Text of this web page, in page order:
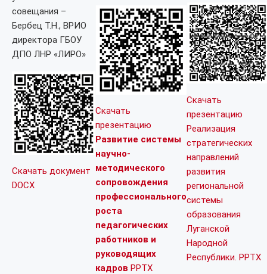
совещания –
Бербец Т.Н., ВРИО
директора ГБОУ
ДПО ЛНР «ЛИРО»
Скачать документ
DOCX
Скачать
презентацию
Развитие системы
научно-
методического
сопровождения
профессионального
роста
педагогических
работников и
руководящих
кадров PPTX
Скачать
презентацию
Реализация
стратегических
направлений
развития
региональной
системы
образования
Луганской
Народной
Республики. PPTX